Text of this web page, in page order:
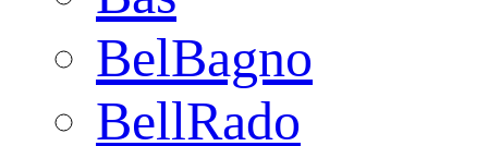
BelBagno
BellRado